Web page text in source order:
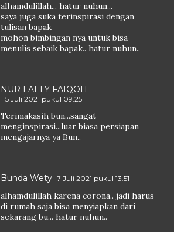
alhamdulillah... hatur nuhun...
saya juga suka terinspirasi dengan
tulisan bapak
mohon bimbingan nya untuk bisa
menulis sebaik bapak.. hatur nuhun..
NUR LAELY FAIQOH
5 Juli 2021 pukul 09.25
Terimakasih bun...sangat
menginspirasi...luar biasa persiapan
mengajarnya ya Bun..
Bunda Wety 7 Juli 2021 pukul 13.51
alhamdulillah karena corona.. jadi harus
di rumah saja bisa menyiapkan dari
sekarang bu... hatur nuhun..